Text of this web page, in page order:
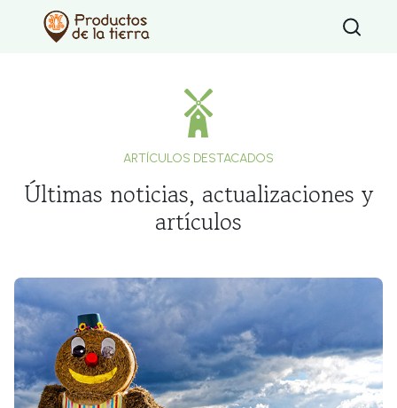
Type 2 or
ARTÍCULOS DESTACADOS
Últimas noticias, actualizaciones y
artículos